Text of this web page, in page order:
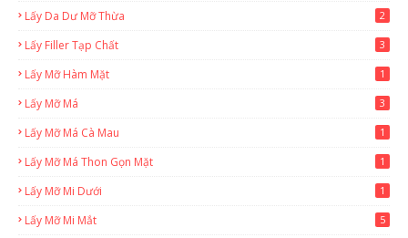
Lấy Da Dư Mỡ Thừa 2
Lấy Filler Tạp Chất 3
Lấy Mỡ Hàm Mặt 1
Lấy Mỡ Má 3
Lấy Mỡ Má Cà Mau 1
Lấy Mỡ Má Thon Gọn Mặt 1
Lấy Mỡ Mi Dưới 1
Lấy Mỡ Mi Mắt 5